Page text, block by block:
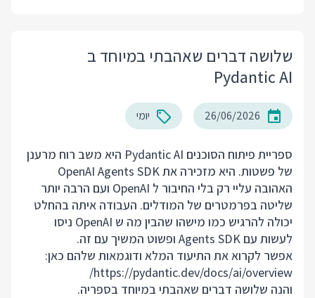
שלושה דברים שאהבתי במיוחד ב
Pydantic AI
26/06/2026 יומי
ספריית פיתוח הסוכנים Pydantic AI היא משב רוח מרענן
של פשטות. היא מזכירה את OpenAI Agents SDK
האהובה עליי רק בלי החיבור ל OpenAI ועם הרבה יותר
שליטה בפרמטרים של המודלים. העבודה איתה בהחלט
יכולה להרגיש כמו מישהו שהבין מה ש OpenAI ניסו
לעשות עם Agents SDK ופשוט המשיך עם זה.
אפשר לקרוא את התיעוד המלא ודוגמאות שלהם כאן:
https://pydantic.dev/docs/ai/overview/
והנה שלושה דברים שאהבתי במיוחד בספריה.